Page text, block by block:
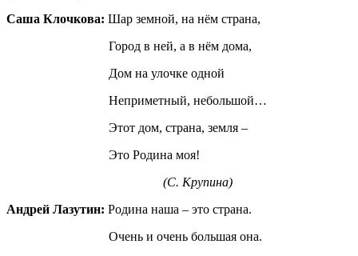
Саша Клочкова: Шар земной, на нём страна,
Город в ней, а в нём дома,
Дом на улочке одной
Неприметный, небольшой…
Этот дом, страна, земля –
Это Родина моя!
(С. Крупина)
Андрей Лазутин: Родина наша – это страна.
Очень и очень большая она.